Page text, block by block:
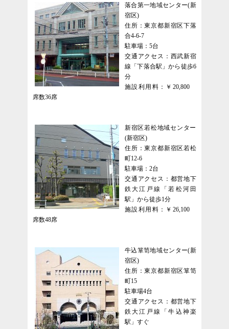
落合第一地域センター(新
宿区)
住所：東京都新宿区下落
合4-6-7
駐車場：5台
交通アクセス：西武新宿
線「下落合駅」から徒歩6
分
施設利用料：￥20,800
席数36席
新宿区若松地域センター
(新宿区)
住所：東京都新宿区若松
町12-6
駐車場：2台
交通アクセス：都営地下
鉄大江戸線「若松河田
駅」から徒歩1分
施設利用料：￥26,100
席数48席
牛込箪笥地域センター(新
宿区)
住所：東京都新宿区箪笥
町15
駐車場4台
交通アクセス：都営地下
鉄大江戸線「牛込神楽
駅」すぐ